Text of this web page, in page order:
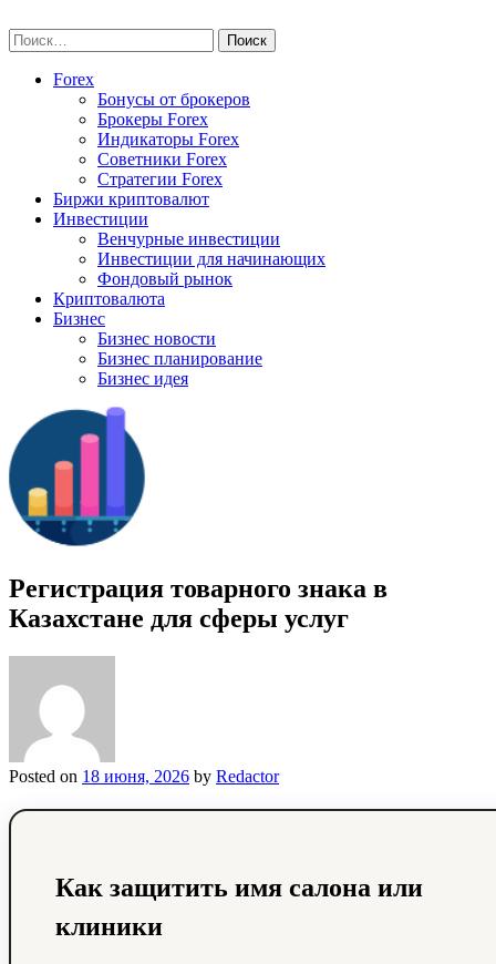
to
content
Найти:
Forex
Бонусы от брокеров
Брокеры Forex
Индикаторы Forex
Советники Forex
Стратегии Forex
Биржи криптовалют
Инвестиции
Венчурные инвестиции
Инвестиции для начинающих
Фондовый рынок
Криптовалюта
Бизнес
Бизнес новости
Бизнес планирование
Бизнес идея
Регистрация товарного знака в
Казахстане для сферы услуг
Posted on 18 июня, 2026 by Redactor
Как защитить имя салона или
клиники